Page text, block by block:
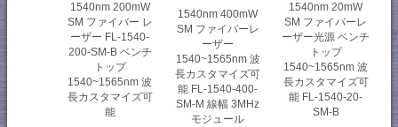
1540nm 200mW
SM ファイバー レ
ーザー FL-1540-
200-SM-B ベンチ
トップ
1540~1565nm 波
長カスタマイズ可
能
1540nm 400mW
SM ファイバーレ
ーザー
1540~1565nm 波
長カスタマイズ可
能 FL-1540-400-
SM-M 線幅 3MHz
モジュール
1540nm 20mW
SM ファイバーレ
ーザー光源 ベンチ
トップ
1540~1565nm 波
長カスタマイズ可
能 FL-1540-20-
SM-B